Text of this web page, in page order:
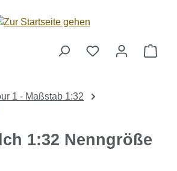
1 - Maßstab 1:32
1:32 Nenngröße